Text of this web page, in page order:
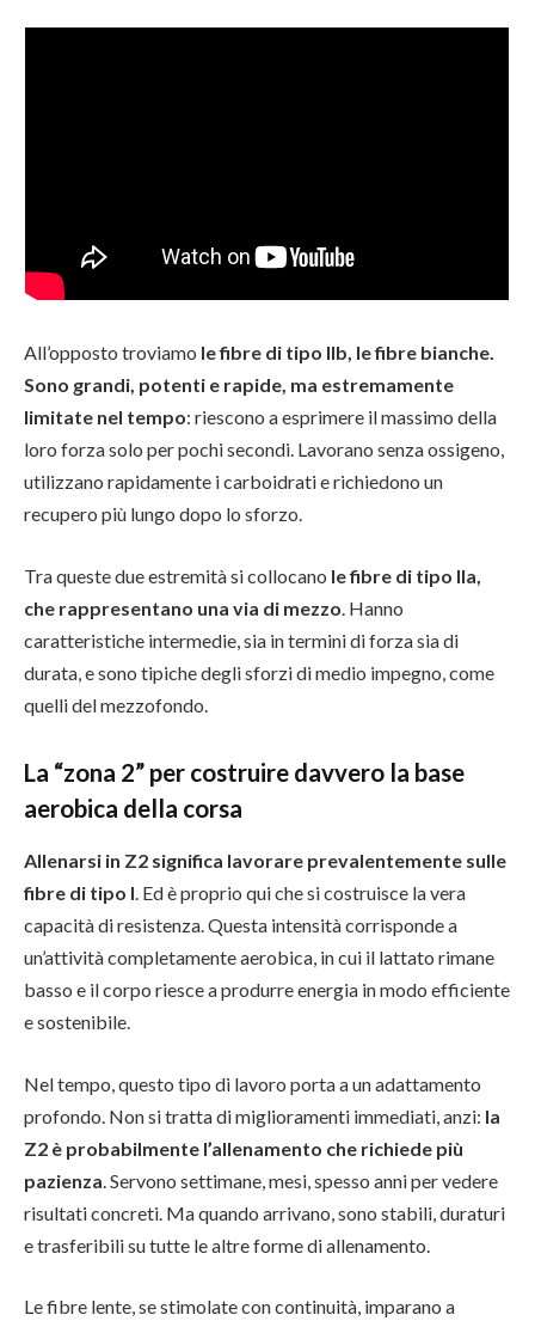
All’opposto troviamo le fibre di tipo IIb, le fibre bianche.
Sono grandi, potenti e rapide, ma estremamente
limitate nel tempo: riescono a esprimere il massimo della
loro forza solo per pochi secondi. Lavorano senza ossigeno,
utilizzano rapidamente i carboidrati e richiedono un
recupero più lungo dopo lo sforzo.
Tra queste due estremità si collocano le fibre di tipo IIa,
che rappresentano una via di mezzo. Hanno
caratteristiche intermedie, sia in termini di forza sia di
durata, e sono tipiche degli sforzi di medio impegno, come
quelli del mezzofondo.
La “zona 2” per costruire davvero la base
aerobica della corsa
Allenarsi in Z2 significa lavorare prevalentemente sulle
fibre di tipo I. Ed è proprio qui che si costruisce la vera
capacità di resistenza. Questa intensità corrisponde a
un’attività completamente aerobica, in cui il lattato rimane
basso e il corpo riesce a produrre energia in modo efficiente
e sostenibile.
Nel tempo, questo tipo di lavoro porta a un adattamento
profondo. Non si tratta di miglioramenti immediati, anzi: la
Z2 è probabilmente l’allenamento che richiede più
pazienza . Servono settimane, mesi, spesso anni per vedere
risultati concreti. Ma quando arrivano, sono stabili, duraturi
e trasferibili su tutte le altre forme di allenamento.
Le fibre lente, se stimolate con continuità, imparano a